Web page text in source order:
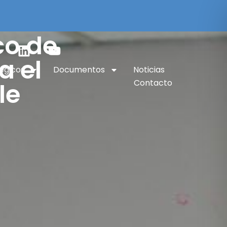
Documentos
Noticias
Contacto
de
el